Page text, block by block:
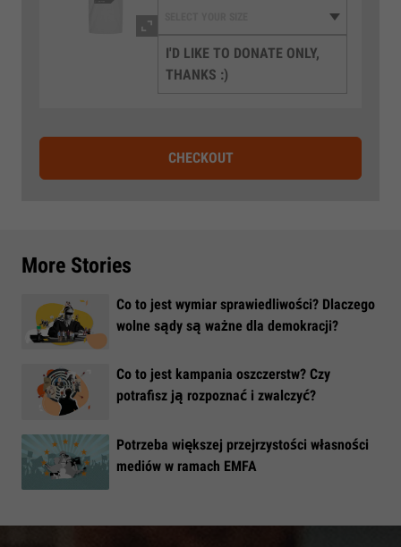
I'D LIKE TO DONATE ONLY,
THANKS :)
CHECKOUT
More Stories
Co to jest wymiar sprawiedliwości? Dlaczego
wolne sądy są ważne dla demokracji?
​Co to jest kampania oszczerstw? Czy
potrafisz ją rozpoznać i zwalczyć?
​Potrzeba większej przejrzystości własności
mediów w ramach EMFA